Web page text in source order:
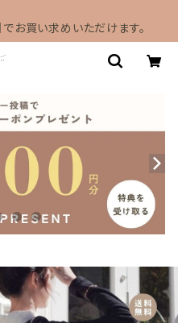
でお買い求めいただけます。